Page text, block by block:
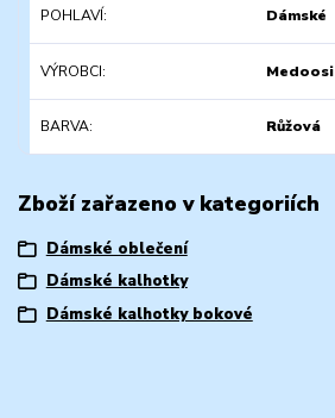
POHLAVÍ Dámské
VÝROBCI Medoosi
BARVA Růžová
Zboží zařazeno v kategoriích
Dámské oblečení
Dámské kalhotky
Dámské kalhotky bokové